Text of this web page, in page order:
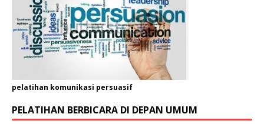
pelatihan komunikasi persuasif
PELATIHAN BERBICARA DI DEPAN UMUM